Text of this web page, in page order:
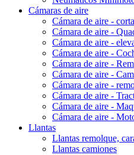
Cámaras de aire
Cámara de aire -
Cámara de aire -
Cámara de aire -
Cámara de aire -
Cámara de aire -
Cámara de aire -
Cámara de aire -
Cámara de aire -
Cámara de aire -
Cámara de aire -
Llantas
Llantas remolque,
Llantas camiones